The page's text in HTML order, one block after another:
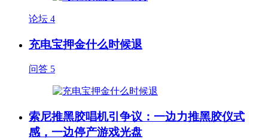
论坛 4
充电宝押金什么时候退
问答 5
索尼推黑胶唱机引争议：一边力推黑胶仪式
感，一边停产游戏光盘